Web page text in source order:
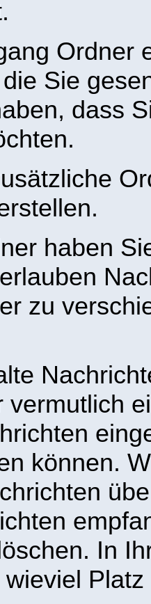
Ordner
Sie
dass
haben
zu
vermutlich
können.
In